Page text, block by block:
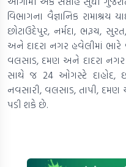
વિભાગના વૈજ્ઞાનિક
છોટાઉદેપુર, નર્મદા, ભરૂચ,
અને દાદરા નગર હવેલીમાં
વલસાડ, દમણ અને દાદરા
સાથે જ 24 ઓગસ્ટે દાહોદ,
નવસારી, વલસાડ, તાપી,
પડી શકે છે.